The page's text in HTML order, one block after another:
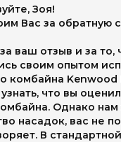
Зоя!
Вас за обратную
ваш отзыв и за то,
своим опытом
комбайна Kenwood
что вы
Однако нам
насадок, вас не
В стандартной